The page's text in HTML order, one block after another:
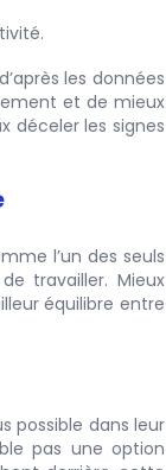
les données
et de mieux
déceler les signes
l’un des seuls
travailler. Mieux
équilibre entre
possible dans leur
pas une option